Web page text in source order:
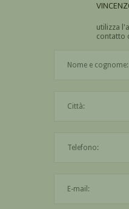
utilizza
contatto